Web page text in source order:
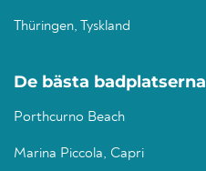
Thüringen, Tyskland
De bästa badplatserna
Porthcurno Beach
Marina Piccola, Capri